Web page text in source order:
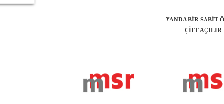
YANDA BİR SABİT
ÇİFT AÇILIR